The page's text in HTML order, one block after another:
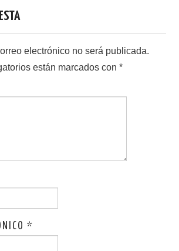
electrónico no será publicada.
están marcados con*
*